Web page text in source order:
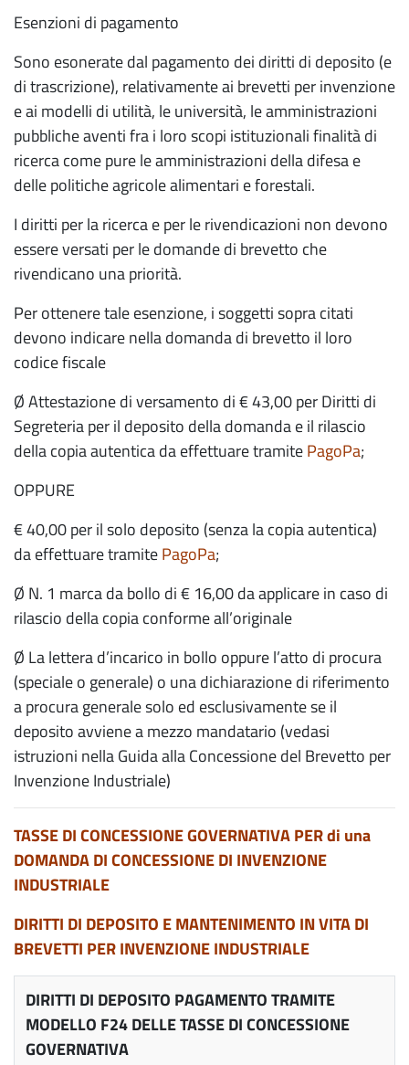
Esenzioni di pagamento
Sono esonerate dal pagamento dei diritti di deposito (e
di trascrizione), relativamente ai brevetti per invenzione
e ai modelli di utilità, le università, le amministrazioni
pubbliche aventi fra i loro scopi istituzionali finalità di
ricerca come pure le amministrazioni della difesa e
delle politiche agricole alimentari e forestali.
I diritti per la ricerca e per le rivendicazioni non devono
essere versati per le domande di brevetto che
rivendicano una priorità.
Per ottenere tale esenzione, i soggetti sopra citati
devono indicare nella domanda di brevetto il loro
codice fiscale
Ø Attestazione di versamento di € 43,00 per Diritti di
Segreteria per il deposito della domanda e il rilascio
della copia autentica da effettuare tramitePagoPa;
OPPURE
€ 40,00 per il solo deposito (senza la copia autentica)
da effettuare tramitePagoPa;
Ø N. 1 marca da bollo di € 16,00 da applicare in caso di
rilascio della copia conforme all’originale
Ø La lettera d’incarico in bollo oppure l’atto di procura
(speciale o generale) o una dichiarazione di riferimento
a procura generale solo ed esclusivamente se il
deposito avviene a mezzo mandatario (vedasi
istruzioni nella Guida alla Concessione del Brevetto per
Invenzione Industriale)
TASSE DI CONCESSIONE GOVERNATIVA PER di una
DOMANDA DI CONCESSIONE DI INVENZIONE
INDUSTRIALE
DIRITTI DI DEPOSITO E MANTENIMENTO IN VITA DI
BREVETTI PER INVENZIONE INDUSTRIALE
DIRITTI DI DEPOSITO PAGAMENTO TRAMITE
MODELLO F24 DELLE TASSE DI CONCESSIONE
GOVERNATIVA